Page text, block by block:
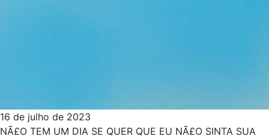
16 de julho de 2023
NÃ£O TEM UM DIA SE QUER QUE EU NÃ£O SINTA SUA